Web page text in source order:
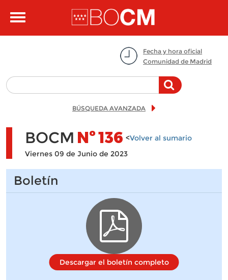
Toggle
Fecha y hora oficial
Comunidad de Madrid
BÚSQUEDA AVANZADA
BOCM Nº136 <Volver al sumario
Viernes 09 de Junio de 2023
Boletín
Descargar el boletín completo